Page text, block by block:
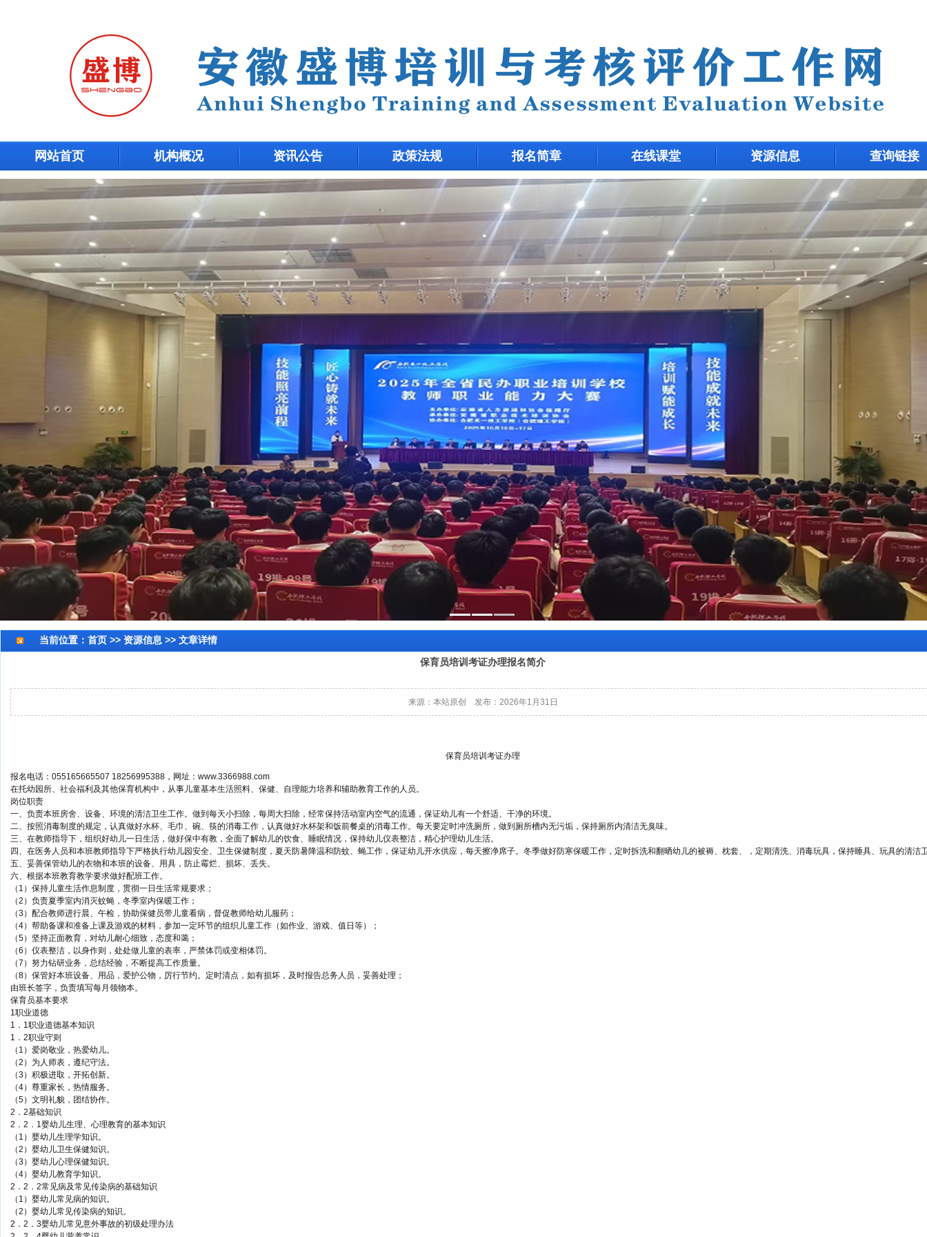
网站首页 机构概况 资讯公告 政策法规 报名简章 在线课堂 资源信息 查询链接
当前位置： 首页 >> 资源信息 >> 文章详情
保育员培训考证办理报名简介
来源：本站原创 发布：2026年1月31日
保育员培训考证办理
报名电话：055165665507 18256995388，网址：www.3366988.com
在托幼园所、社会福利及其他保育机构中，从事儿童基本生活照料、保健、自理能力培养和辅助教育工作的人员。
岗位职责
一、负责本班房舍、设备、环境的清洁卫生工作。做到每天小扫除，每周大扫除，经常保持活动室内空气的流通，保证幼儿有一个舒适、干净的环境。
二、按照消毒制度的规定，认真做好水杯、毛巾、碗、筷的消毒工作，认真做好水杯架和饭前餐桌的消毒工作。每天要定时冲洗厕所，做到厕所槽内无污垢，保持厕所内清洁无臭味。
三、在教师指导下，组织好幼儿一日生活，做好保中有教，全面了解幼儿的饮食、睡眠情况，保持幼儿仪表整洁，精心护理幼儿生活。
四、在医务人员和本班教师指导下严格执行幼儿园安全、卫生保健制度，夏天防暑降温和防蚊、蝇工作，保证幼儿开水供应，每天擦净席子。冬季做好防寒保暖工作，定时拆洗和翻晒幼儿的被褥、枕套、，定期清洗、消毒玩具，保持睡具、玩具的清洁
五、妥善保管幼儿的衣物和本班的设备、用具，防止霉烂、损坏、丢失。
六、根据本班教育教学要求做好配班工作。
（1）保持儿童生活作息制度，贯彻一日生活常规要求；
（2）负责夏季室内消灭蚊蝇，冬季室内保暖工作；
（3）配合教师进行晨、午检，协助保健员带儿童看病，督促教师给幼儿服药；
（4）帮助备课和准备上课及游戏的材料，参加一定环节的组织儿童工作（如作业、游戏、值日等）；
（5）坚持正面教育，对幼儿耐心细致，态度和蔼；
（6）仪表整洁，以身作则，处处做儿童的表率，严禁体罚或变相体罚。
（7）努力钻研业务，总结经验，不断提高工作质量。
（8）保管好本班设备、用品，爱护公物，厉行节约。定时清点，如有损坏，及时报告总务人员，妥善处理；
由班长签字，负责填写每月领物本。
保育员基本要求
1职业道德
1．1职业道德基本知识
1．2职业守则
（1）爱岗敬业，热爱幼儿。
（2）为人师表，遵纪守法。
（3）积极进取，开拓创新。
（4）尊重家长，热情服务。
（5）文明礼貌，团结协作。
2．2基础知识
2．2．1婴幼儿生理、心理教育的基本知识
（1）婴幼儿生理学知识。
（2）婴幼儿卫生保健知识。
（3）婴幼儿心理保健知识。
（4）婴幼儿教育学知识。
2．2．2常见病及常见传染病的基础知识
（1）婴幼儿常见病的知识。
（2）婴幼儿常见传染病的知识。
2．2．3婴幼儿常见意外事故的初级处理办法